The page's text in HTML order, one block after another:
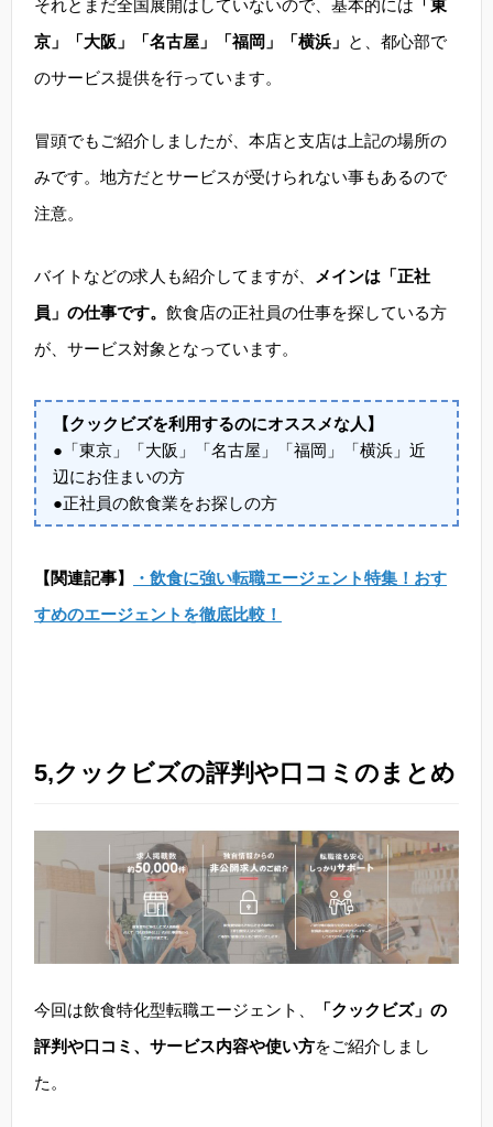
それとまだ全国展開はしていないので、基本的には 「東
京」「大阪」「名古屋」「福岡」「横浜」 と、都心部で
のサービス提供を行っています。
冒頭でもご紹介しましたが、本店と支店は上記の場所の
みです。地方だとサービスが受けられない事もあるので
注意。
バイトなどの求人も紹介してますが、
メインは「正社
員」の仕事です。 飲食店の正社員の仕事を探している方
が、サービス対象となっています。
【クックビズを利用するのにオススメな人】
●「東京」「大阪」「名古屋」「福岡」「横浜」近
辺にお住まいの方
●正社員の飲食業をお探しの方
【関連記事】
・飲食に強い転職エージェント特集！おす
すめのエージェントを徹底比較！
5,クックビズの評判や口コミのまとめ
今回は飲食特化型転職エージェント、
「クックビズ」の
評判や口コミ、サービス内容や使い方をご紹介しまし
た。